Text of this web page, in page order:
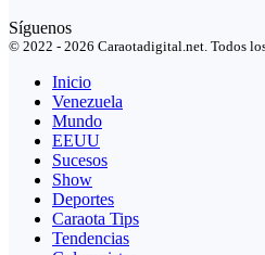
Síguenos
© 2022 - 2026 Caraotadigital.net. Todos
Inicio
Venezuela
Mundo
EEUU
Sucesos
Show
Deportes
Caraota Tips
Tendencias